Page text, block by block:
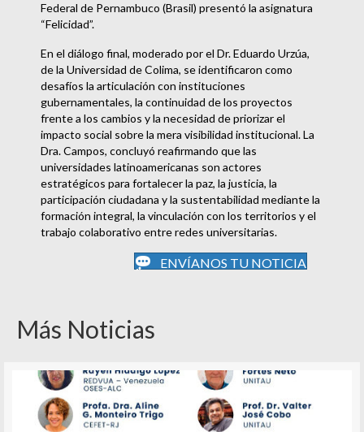
Federal de Pernambuco (Brasil) presentó la asignatura
“Felicidad”.
En el diálogo final, moderado por el Dr. Eduardo Urzúa,
de la Universidad de Colima, se identificaron como
desafíos la articulación con instituciones
gubernamentales, la continuidad de los proyectos
frente a los cambios y la necesidad de priorizar el
impacto social sobre la mera visibilidad institucional. La
Dra. Campos, concluyó reafirmando que las
universidades latinoamericanas son actores
estratégicos para fortalecer la paz, la justicia, la
participación ciudadana y la sustentabilidad mediante la
formación integral, la vinculación con los territorios y el
trabajo colaborativo entre redes universitarias.
ENVÍANOS TU NOTICIA
Más Noticias